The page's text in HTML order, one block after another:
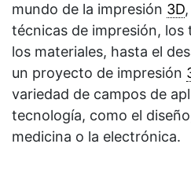
mundo de la impresión 3D
técnicas de impresión, los
los materiales, hasta el
un proyecto de impresión
variedad de campos de
tecnología, como el
medicina o la electrónica.